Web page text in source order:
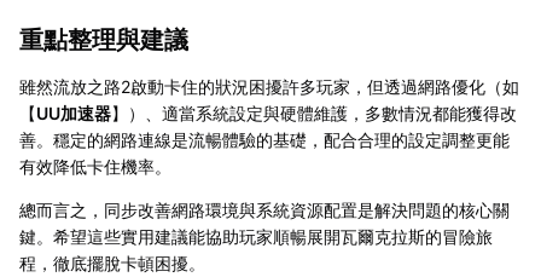
重點整理與建議
雖然流放之路2啟動卡住的狀況困擾許多玩家，但透過網路優化（如
【UU加速器】）、適當系統設定與硬體維護，多數情況都能獲得改
善。穩定的網路連線是流暢體驗的基礎，配合合理的設定調整更能
有效降低卡住機率。
總而言之，同步改善網路環境與系統資源配置是解決問題的核心關
鍵。希望這些實用建議能協助玩家順暢展開瓦爾克拉斯的冒險旅
程，徹底擺脫卡頓困擾。